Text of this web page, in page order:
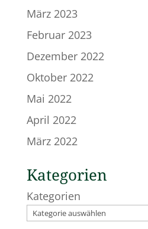
März 2023
Februar 2023
Dezember 2022
Oktober 2022
Mai 2022
April 2022
März 2022
Kategorien
Kategorien